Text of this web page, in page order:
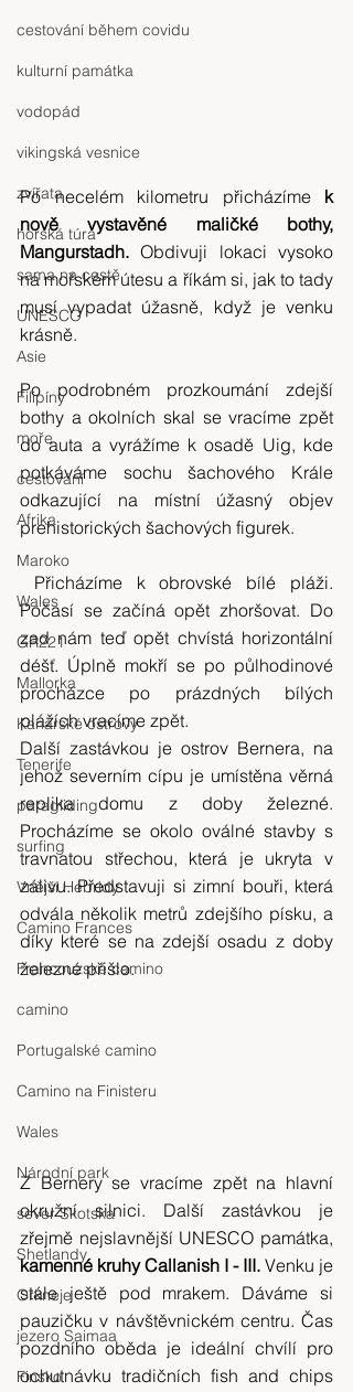
cestování během covidu
kulturní památka
vodopád
vikingská vesnice
zvířata
horská túra
sama na cestě
UNESCO
Asie
Filipíny
moře
cestování
Afrika
Maroko
Wales
GR221
Mallorka
Kanárské ostrovy
Tenerife
paragliding
surfing
Vnější Hebridy
Camino Frances
Francouzské camino
camino
Portugalské camino
Camino na Finisteru
Wales
Národní park
sever Skotska
Shetlandy
Orkneje
jezero Saimaa
Finsko
Po necelém kilometru přicházíme k
nově vystavěné maličké bothy,
Mangurstadh. Obdivuji lokaci vysoko
na mořském útesu a říkám si, jak to tady
musí vypadat úžasně, když je venku
krásně.
Po podrobném prozkoumání zdejší
bothy a okolních skal se vracíme zpět
do auta a vyrážíme k osadě Uig, kde
potkáváme sochu šachového Krále
odkazující na místní úžasný objev
prehistorických šachových figurek.
Počasí se začíná opět zhoršovat. Do
zad nám teď opět chvístá horizontální
déšť. Úplně mokří se po půlhodinové
procházce po prázdných bílých
plážích vracíme zpět.
Další zastávkou je ostrov Bernera, na
jehož severním cípu je umístěna věrná
replika domu z doby železné.
Procházíme se okolo oválné stavby s
travnatou střechou, která je ukryta v
zálivu. Představuji si zimní bouři, která
odvála několik metrů zdejšího písku, a
díky které se na zdejší osadu z doby
železné přišlo.
Z Bernery se vracíme zpět na hlavní
okružní silnici. Další zastávkou je
kamenné kruhy Callanish I - III. Venku je
stále ještě pod mrakem. Dáváme si
pauzičku v návštěvnickém centru. Čas
pozdního oběda je ideální chvílí pro
ochutnávku tradičních fish and chips